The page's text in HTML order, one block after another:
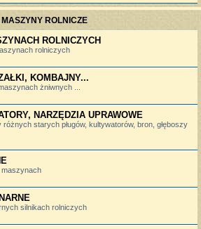
MASZYNY ROLNICZE
ROLNICZYCH
rolniczych
KOMBAJNY...
żniwnych ...
NARZĘDZIA UPRAWOWE
starych pługów, kultywatorów, bron, głęboszy
silnikach rolniczych